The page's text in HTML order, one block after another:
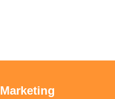
Marketing